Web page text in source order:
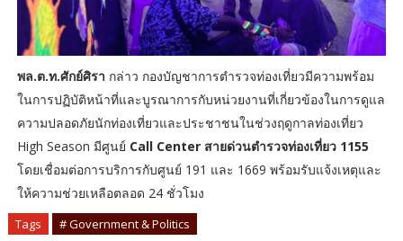
พล.ต.ท.ศักย์ศิรา กล่าว กองบัญชาการตำรวจท่องเที่ยวมีความพร้อม
ในการปฏิบัติหน้าที่และบูรณาการกับหน่วยงานที่เกี่ยวข้องในการดูแล
ความปลอดภัยนักท่องเที่ยวและประชาชนในช่วงฤดูกาลท่องเที่ยว
High Season มีศูนย์ Call Center สายด่วนตำรวจท่องเที่ยว 1155
โดยเชื่อมต่อการบริการกับศูนย์ 191 และ 1669 พร้อมรับแจ้งเหตุและ
ให้ความช่วยเหลือตลอด 24 ชั่วโมง
Tags # Government & Politics